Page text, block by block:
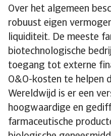
Over het algemeen
robuust eigen
liquiditeit. De meeste
biotechnologische
toegang tot externe
O&O-kosten te helpen
Wereldwijd is er een
hoogwaardige en
farmaceutische